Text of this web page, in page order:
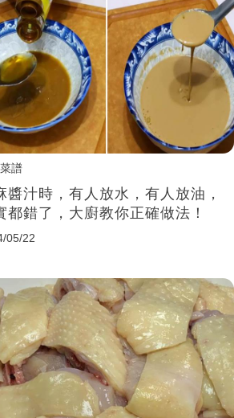
譜
醬汁時，有人放水，有人放油，
都錯了，大廚教你正確做法！
05/22